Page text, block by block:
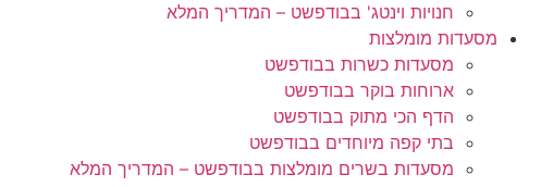
חנויות וינטג' בבודפשט – המדריך המלא
מסעדות מומלצות
מסעדות כשרות בבודפשט
ארוחות בוקר בבודפשט
הדף הכי מתוק בבודפשט
בתי קפה מיוחדים בבודפשט
מסעדות בשרים מומלצות בבודפשט – המדריך המלא